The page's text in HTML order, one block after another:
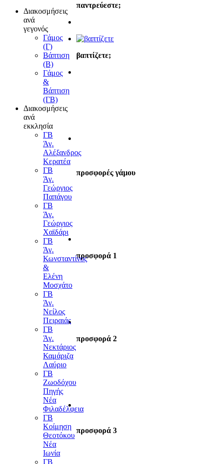
παντρεύεστε;
βαπτίζετε;
προσφορές γάμου
προσφορά 1
προσφορά 2
προσφορά 3
Διακοσμήσεις
ανά
γεγονός
Γάμος
(Γ)
Βάπτιση
(Β)
Γάμος
&
Βάπτιση
(ΓΒ)
Διακοσμήσεις
ανά
εκκλησία
ΓΒ
Άγ.
Αλέξανδρος
Κερατέα
ΓΒ
Άγ.
Γεώργιος
Παπάγου
ΓΒ
Άγ.
Γεώργιος
Χαϊδάρι
ΓΒ
Άγ.
Κωνσταντίνος
&
Ελένη
Μοσχάτο
ΓΒ
Άγ.
Νείλος
Πειραιάς
ΓΒ
Άγ.
Νεκτάριος
Καμάριζα
Λαύριο
ΓΒ
Ζωοδόχου
Πηγής
Νέα
Φιλαδέλφεια
ΓΒ
Κοίμηση
Θεοτόκου
Νέα
Ιωνία
ΓΒ